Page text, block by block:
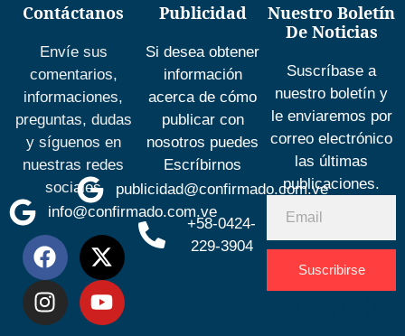
Contáctanos
Envíe sus
comentarios,
informaciones,
preguntas, dudas
y síguenos en
nuestras redes
sociales
info@confirmado.com.ve
Publicidad
Si desea obtener
información
acerca de cómo
publicar con
nosotros puedes
Escríbirnos
publicidad@confirmado.com.ve
+58-0424-
229-3904
Nuestro Boletín
De Noticias
Suscríbase a
nuestro boletín y
le enviaremos por
correo electrónico
las últimas
publicaciones.
Suscribirse